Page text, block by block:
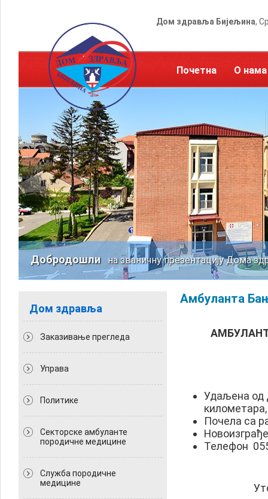
Дом здравља Бијељина,
Почетна О нама
Добродошлина званичну презентацију Дома
Дом здравља
Заказивање прегледа
Управа
Политикe
Секторске амбуланте
породичне медицине
Служба породичне
медицине
Амбуланта
Удаљена од
километара,
Почела са
Телефон